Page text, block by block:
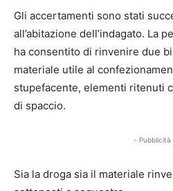
Gli accertamenti sono stati
all’abitazione dell’indagato. La
ha consentito di rinvenire due
materiale utile al
stupefacente, elementi ritenuti
di spaccio.
- Pubblicità
Sia la droga sia il materiale